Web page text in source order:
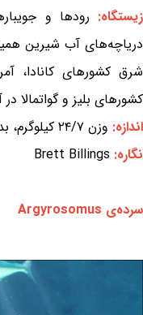
زیستگاه: رودها و
دریاچه‌های آب شیرین
شرق کشورهای کانادا،
کشورهای بلیز و گواتمالا
اندازه: وزن ۲۴/۷ کیلوگرم، بدن به درازای ۹۵ سانتی‌متر
نگاره: Brett Billings
سرده‌ی Argyrosomus